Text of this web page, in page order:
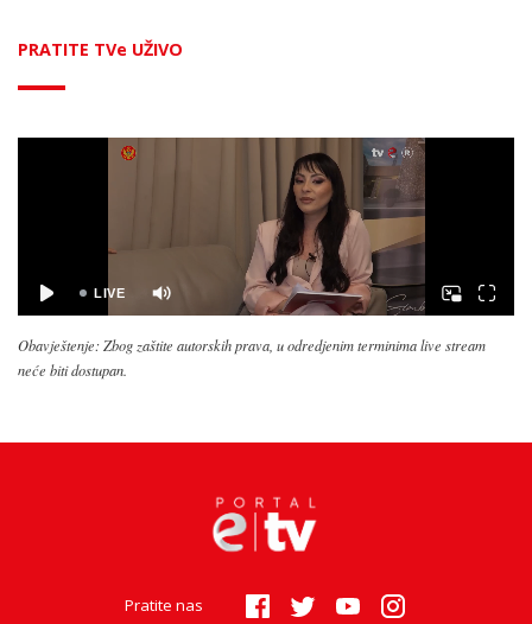
PRATITE TVe UŽIVO
Obavještenje: Zbog zaštite autorskih prava, u odredjenim terminima live stream
neće biti dostupan.
Pratite nas